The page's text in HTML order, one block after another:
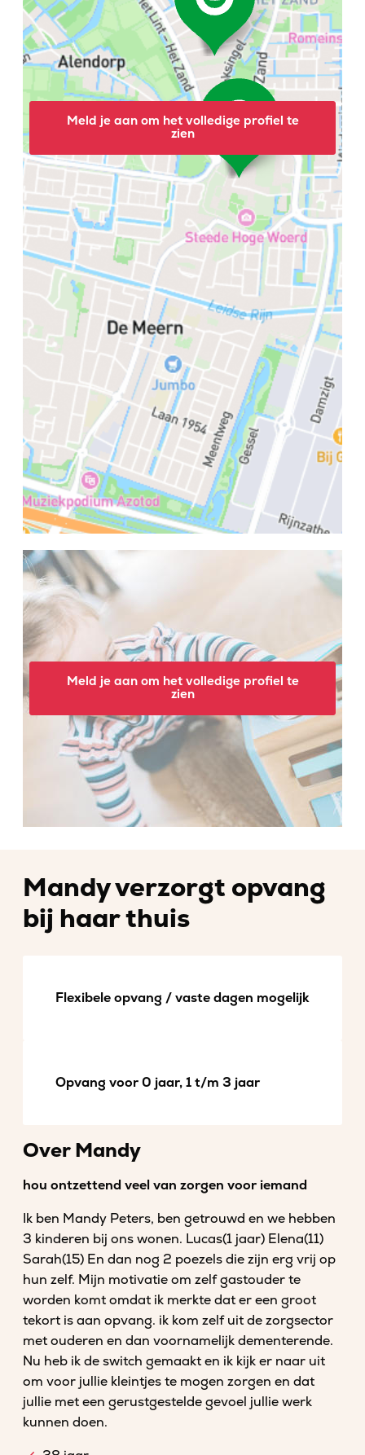
Meld je aan om het volledige profiel te
zien
Meld je aan om het volledige profiel te
zien
Mandy verzorgt opvang
bij haar thuis
Flexibele opvang / vaste dagen mogelijk
Opvang voor 0 jaar, 1 t/m 3 jaar
Over Mandy
hou ontzettend veel van zorgen voor iemand
Ik ben Mandy Peters, ben getrouwd en we hebben
3 kinderen bij ons wonen. Lucas(1 jaar) Elena(11)
Sarah(15) En dan nog 2 poezels die zijn erg vrij op
hun zelf. Mijn motivatie om zelf gastouder te
worden komt omdat ik merkte dat er een groot
tekort is aan opvang. ik kom zelf uit de zorgsector
met ouderen en dan voornamelijk dementerende.
Nu heb ik de switch gemaakt en ik kijk er naar uit
om voor jullie kleintjes te mogen zorgen en dat
jullie met een gerustgestelde gevoel jullie werk
kunnen doen.